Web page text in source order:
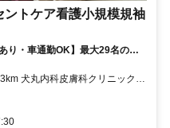
トケア看護小規模規袖
り・車通勤OK】最大29名の小
＞